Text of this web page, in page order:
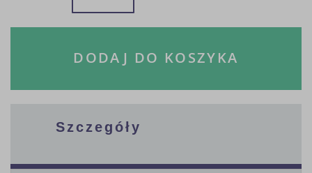
DODAJ DO KOSZYKA
Szczegóły